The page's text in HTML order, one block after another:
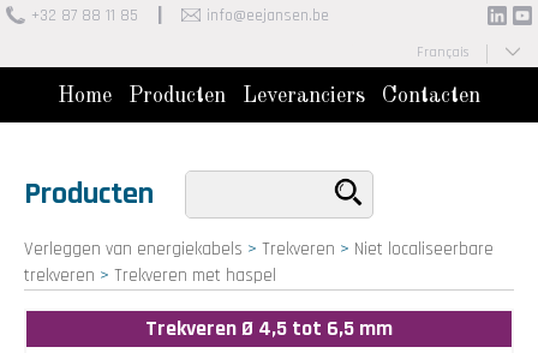
+32 87 88 11 85 info@eejansen.be
Français
Nederlands
Home Producten Leveranciers Contacten
Producten
Verleggen van energiekabels > Trekveren > Niet localiseerbare
trekveren > Trekveren met haspel
Trekveren Ø 4,5 tot 6,5 mm